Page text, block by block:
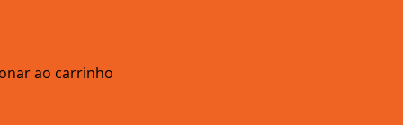
ao carrinho